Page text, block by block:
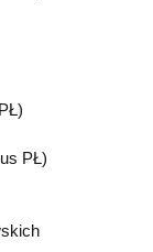
PŁ)